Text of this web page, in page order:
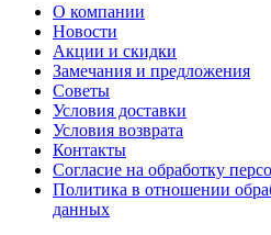
О компании
Новости
Акции и скидки
Замечания и предложения
Советы
Условия доставки
Условия возврата
Контакты
Согласие на обработку
Политика в отношении
данных